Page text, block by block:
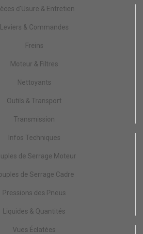
d'Usure & Entretien
Leviers & Commandes
Freins
Moteur & Filtres
Nettoyants
Outils & Transport
Transmission
Infos Techniques
de Serrage Moteur
de Serrage Cadre
Pressions des Pneus
Liquides & Quantités
Vues Éclatées